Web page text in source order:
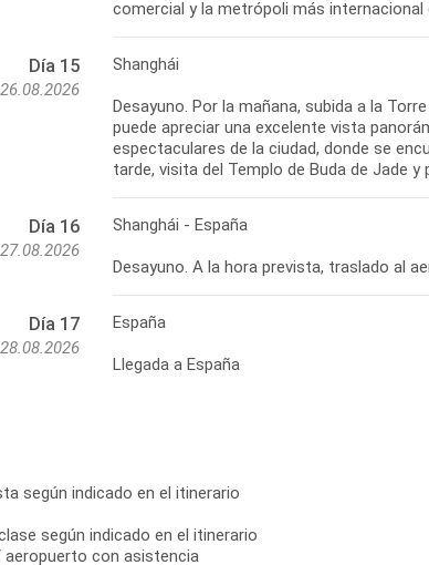
Día 15 Shanghái
Desayuno. Por la mañana, subida a la
puede apreciar una excelente vista
espectaculares de la ciudad, donde se
Día 16 Shanghái - España
Día 17 España
Llegada a España
según indicado en el itinerario
según indicado en el itinerario
con asistencia